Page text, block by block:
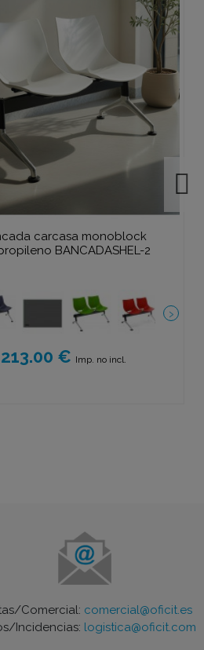
carcasa monoblock
BANCADASHEL-2
213.00 € Imp. no incl.
Comercial: comercial@oficit.es
Incidencias: logistica@oficit.com